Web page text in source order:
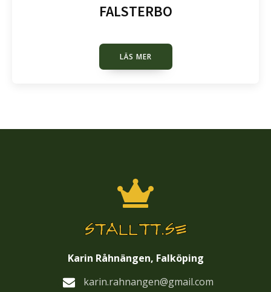
FALSTERBO
LÄS MER
Karin Råhnängen, Falköping
karin.rahnangen@gmail.com